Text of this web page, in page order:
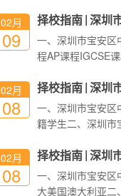
（CN573） 二、
份要求：不限户
02月
09
择校指南|深圳
一、深圳市宝安区
程AP课程IGCSE
校。学校目前含幼
础教育与英国“公
视野”的办学宗旨
02月
08
择校指南|深圳
一、深圳市宝安区
籍学生二、深圳市
部、小学部、初中
养个性化的教育
“具备国际化特色
02月
08
择校指南|深圳
一、深圳市宝安区
大美国澳大利亚